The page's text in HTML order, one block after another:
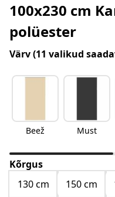
100x230 cm
polüester
Värv(11 valikud
Beež Must
Kõrgus
130 cm
150 cm